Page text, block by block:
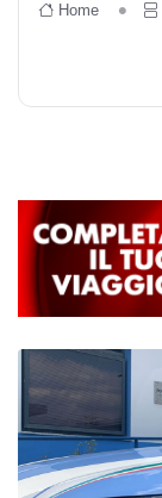
Home